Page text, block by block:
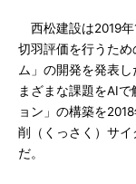
西松建設は2019年
切羽評価を行うた
ム」の開発を発表
まざまな課題をAI
ョン」の構築を
削（くっさく）サ
だ。